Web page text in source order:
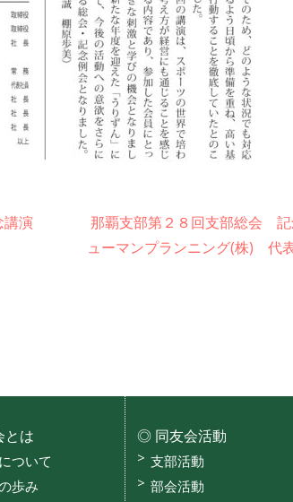
演
那覇支部第２８回支部総会
ューマンプランニング(株) 代
会
とは
ついて
歩み
同友会活動
支部活動
部会活動